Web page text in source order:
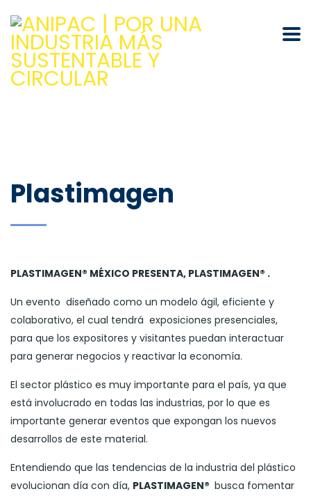
Plastimagen
PLASTIMAGEN® MÉXICO PRESENTA, PLASTIMAGEN® .
Un evento diseñado como un modelo ágil, eficiente y
colaborativo, el cual tendrá exposiciones presenciales,
para que los expositores y visitantes puedan interactuar
para generar negocios y reactivar la economía.
El sector plástico es muy importante para el país, ya que
está involucrado en todas las industrias, por lo que es
importante generar eventos que expongan los nuevos
desarrollos de este material.
Entendiendo que las tendencias de la industria del plástico
evolucionan día con día, PLASTIMAGEN® busca fomentar